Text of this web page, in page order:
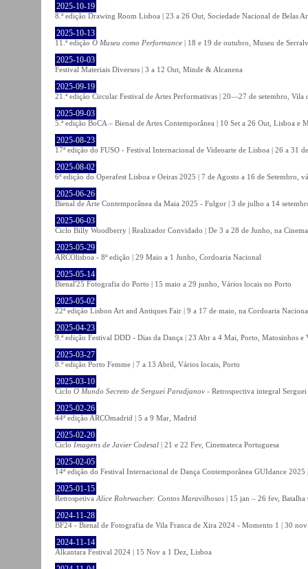
2025-10-19
8.ª edição Drawing Room Lisboa | 23 a 26 Out, Sociedade Nacional de Belas
2025-10-13
11.ª edição O Museu como Performance | 18 e 19 de outubro, Museu de
2025-10-03
Festival Materiais Diversos | 3 a 12 Out, Minde & Alcanena
2025-09-19
21.ª edição Circular Festival de Artes Performativas | 20—27 de setembro, Vila
2025-09-03
5.ª edição BoCA – Bienal de Artes Contemporânea | 10 Set a 26 Out, Lisboa e
2025-08-23
17ª edição do FUSO - Festival Internacional de Videoarte de Lisboa | 26 a 31
2025-08-02
6ª edição do Operafest Lisboa e Oeiras 2025 | 7 de Agosto a 16 de Setembro,
2025-06-26
Bienal de Arte Contemporânea da Maia 2025 - Fulgor | 3 de julho a 14
2025-06-03
Ciclo Billy Woodberry | Realizador Convidado | De 3 a 28 de Junho, na
2025-05-29
ARCOlisboa - 8ª edição | 29 Maio a 1 Junho, Cordoaria Nacional
2025-05-14
Bienal'25 Fotografia do Porto | 15 maio a 29 junho, Vários locais no Porto
2025-05-02
22ª edição Lisbon Art and Antiques Fair | 9 a 17 de maio, na Cordoaria
2025-04-23
9.ª edição Festival DDD - Dias da Dança | 23 Abr a 4 Mai, Porto, Matosinhos e
2025-03-27
8.ª edição Porto Femme | 7 a 13 Abril, Vários locais, Porto
2025-03-10
Ciclo O Mundo Secreto de Serguei Paradjanov - Retrospectiva integral
2025-02-26
44ª edição ARCOmadrid | 5 a 9 Mar, Madrid
2025-02-20
Ciclo Imagens de Javier Codesal | 21 e 22 Fev, Cinemateca Portuguesa
2025-02-05
14ª edição do Festival Internacional de Dança Contemporânea GUIdance 2025
2025-01-15
Retrospetiva Alice Rohrwacher: Contos Maravilhosos | 15 jan – 26 fev, Batalha
2024-11-28
BF24 - Bienal de Fotografia de Vila Franca de Xira 2024 - Momento 1 | 30
2024-11-14
Alkantara Festival 2024 | 15 Nov a 1 Dez, Lisboa